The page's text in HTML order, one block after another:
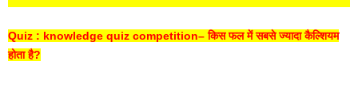
Quiz : knowledge quiz competition– किस फल में सबसे ज्यादा कैल्शियम
होता है?